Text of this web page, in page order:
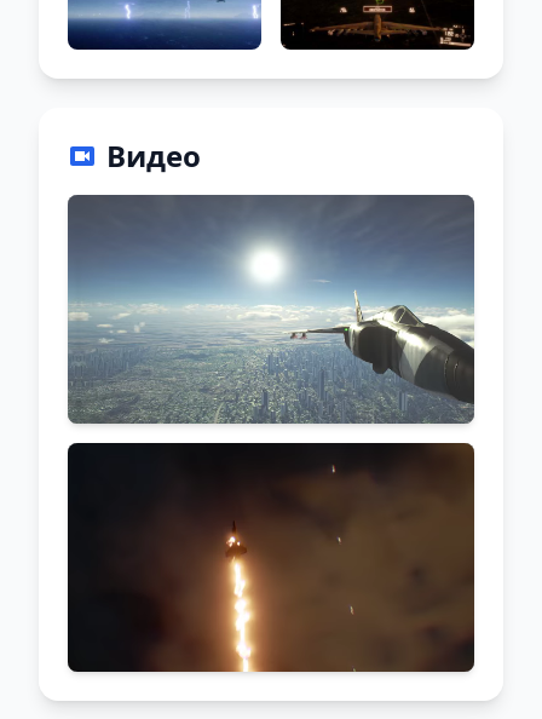
Видео